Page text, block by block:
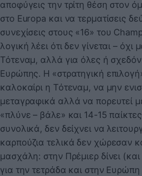
αποφύγεις την τρίτη θέση στον
στο Europa και να τερματίσεις
συνεχίσεις στους «16» του
λογική λέει ότι δεν γίνεται – όχι
Τότεναμ, αλλά για όλες ή
Ευρώπης. Η «στρατηγική
καλοκαίρι η Τότεναμ, να μην
μεταγραφικά αλλά να πορευτεί
«πλύνε – βάλε» και 14-15
συνολικά, δεν δείχνει να
καρπούζια τελικά δεν χώρεσαν
μασχάλη: στην Πρέμιερ δίνει
για την τετράδα και στην Ευρώπη